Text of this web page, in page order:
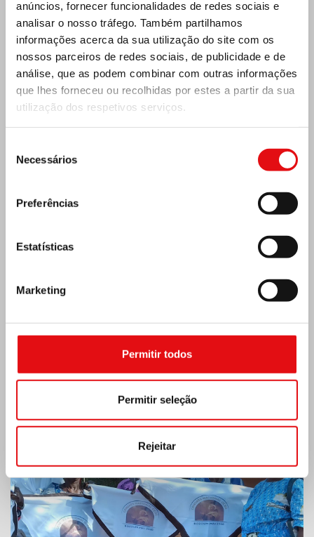
anúncios, fornecer funcionalidades de redes sociais e
analisar o nosso tráfego. Também partilhamos
informações acerca da sua utilização do site com os
nossos parceiros de redes sociais, de publicidade e de
análise, que as podem combinar com outras informações
que lhes forneceu ou recolhidas por estes a partir da sua
utilização dos respetivos serviços.
Necessários
Preferências
Estatísticas
Marketing
Permitir todos
Permitir seleção
Rejeitar
Costa do Marfim: Duplo Jubileu de Prata
REPÚBLICA CENTRO-AFRICANA: 6.º
CONGRESSO NACIONAL DA OCDS